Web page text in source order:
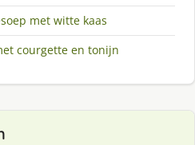
met witte kaas
courgette en tonijn